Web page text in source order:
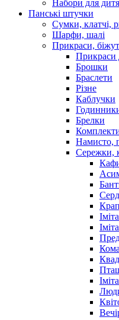
Набори для
Панські штучки
Сумки, клатчі,
Шарфи, шалі
Прикраси,
Прикраси
Брошки
Браслети
Різне
Каблучки
Брелки
Намисто,
Сережки,